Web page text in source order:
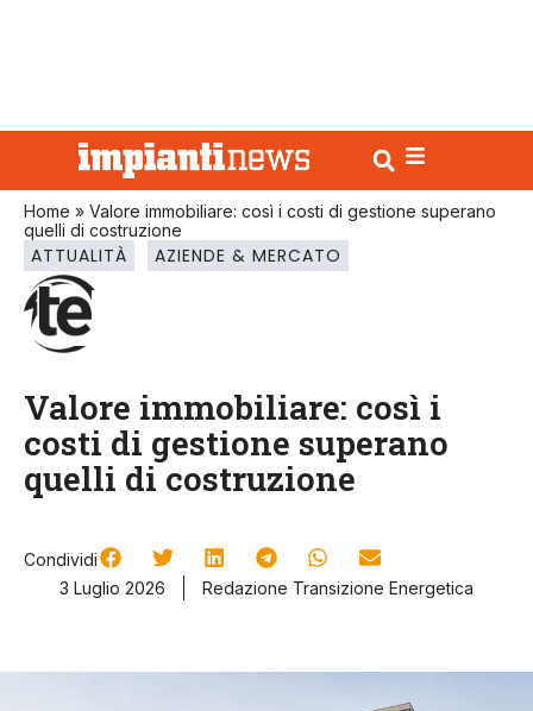
Home » Valore immobiliare: così i costi di gestione superano
quelli di costruzione
ATTUALITÀ AZIENDE & MERCATO
Valore immobiliare: così i
costi di gestione superano
quelli di costruzione
Condividi
3 Luglio 2026
Redazione Transizione Energetica